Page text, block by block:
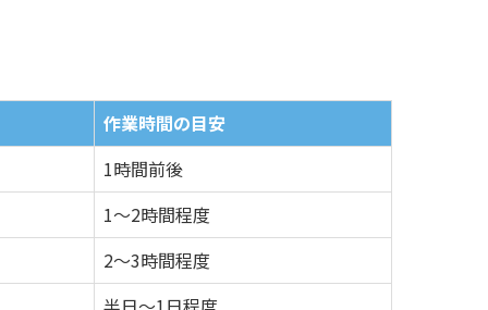
作業時間の目安
1時間前後
1〜2時間程度
2〜3時間程度